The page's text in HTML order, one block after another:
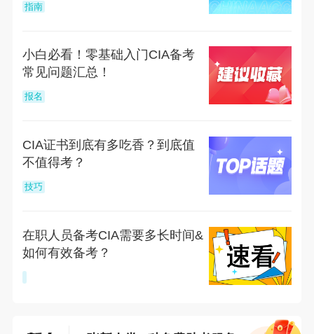
指南
小白必看！零基础入门CIA备考
常见问题汇总！
报名
CIA证书到底有多吃香？到底值
不值得考？
技巧
在职人员备考CIA需要多长时间&
如何有效备考？